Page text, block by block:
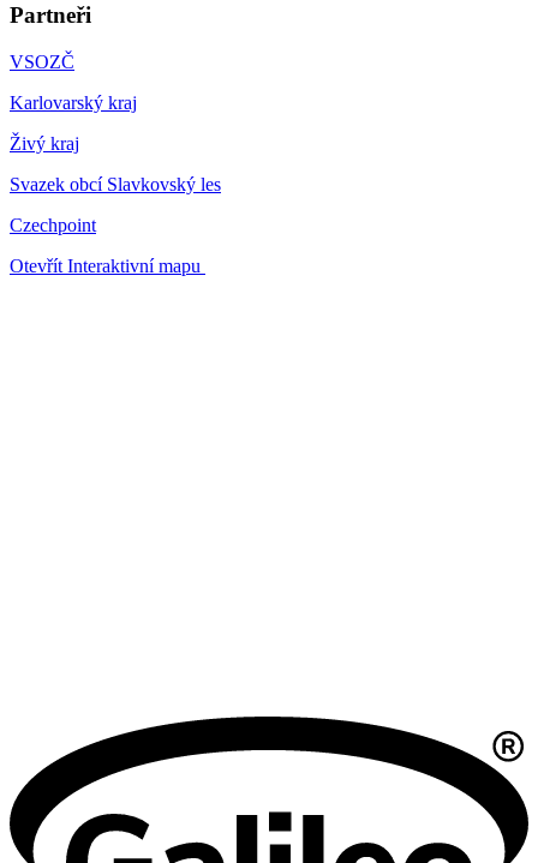
Partneři
VSOZČ
Karlovarský kraj
Živý kraj
Svazek obcí Slavkovský les
Czechpoint
Otevřít Interaktivní mapu